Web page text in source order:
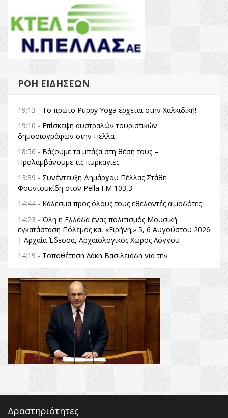
ΡΟΉ ΕΙΔΉΣΕΩΝ
19:13 - Το πρώτο Puppy Yoga έρχεται στην Χαλκιδική!
19:10 - Επίσκεψη αυστραλών τουριστικών
δημοσιογράφων στην Πέλλα
18:56 - Βάζουμε τα μπάζα στη θέση τους –
Προλαμβάνουμε τις πυρκαγιές
13:39 - Συνέντευξη Δημάρχου Πέλλας Στάθη
Φουντουκίδη στον Pella FM 103,3
14:44 - Κάλεσμα προς όλους τους εθελοντές αιμοδότες
14:23 - Όλη η Ελλάδα ένας πολιτισμός Μουσική
εγκατάσταση Πόλεμος και «Ειρήνη;» 5, 6 Αυγούστου 2026
| Αρχαία Έδεσσα, Αρχαιολογικός Χώρος Λόγγου
14:19 - Τοποθέτηση Λάκη Βασιλειάδη για την
Αναθεώρηση του Συντάγματος: «Σε τέτοιες κορυφαίες
θεσμικές διαδικασίες υπάρχει μόνο η ευθύνη απέναντι
στις επόμενες γενιές»
16:35 -Το πρόγραμμα του ΠΑΟΚ στον δεύτερο γύρο του
Champions League!
Όλυμπος: Εντάχθηκε στον Κατάλογο Παγκόσμιας
Κληρονομιάς της UNESCO – Ομόφωνη η απόφαση Ο
Όλυμπος αναγνωρίστηκε ως φυσικό και πολιτιστικό
αγαθό εξέχουσας οικουμενικής αξίας για την
ανθρωπότητα
16:18 -
ΕΝΟΡΙΑΚΕΣ ΚΑΛΟΚΑΙΡΙΝΕΣ ΔΡΑΣΕΙΣ ΓΙΑ ΠΑΙΔΙΑ
ΣΤΗΝ ΕΔΕΣΣΑ
Δραστηριότητες